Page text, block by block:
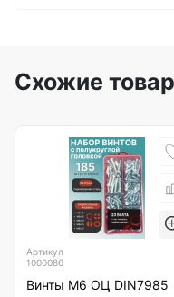
Схожие
Артикул
1000086
Винты М6 ОЦ DIN7985